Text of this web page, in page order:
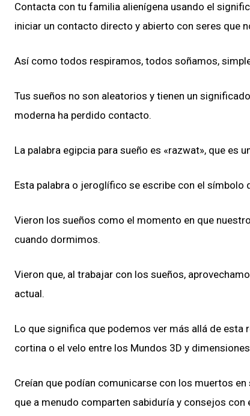
Contacta con tu familia alienígena usando el
iniciar un contacto directo y abierto con seres que
Así como todos respiramos, todos soñamos,
Tus sueños no son aleatorios y tienen un
moderna ha perdido contacto.
La palabra egipcia para sueño es «razwat», que
Esta palabra o jeroglífico se escribe con el símbolo
Vieron los sueños como el momento en que
cuando dormimos.
Vieron que, al trabajar con los sueños,
actual.
Lo que significa que podemos ver más allá de
cortina o el velo entre los Mundos 3D y
Creían que podían comunicarse con los muertos
que a menudo comparten sabiduría y consejos con